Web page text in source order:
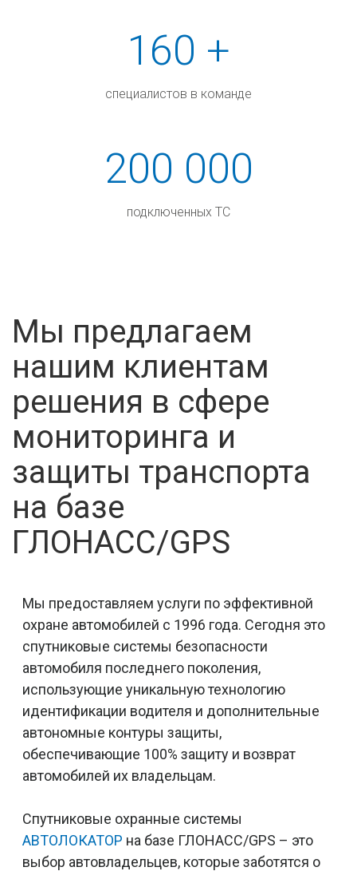
160 +
специалистов в команде
200 000
подключенных ТС
Мы предлагаем
нашим клиентам
решения в сфере
мониторинга и
защиты транспорта
на базе
ГЛОНАСС/GPS
Мы предоставляем услуги по эффективной
охране автомобилей с 1996 года. Сегодня это
спутниковые системы безопасности
автомобиля последнего поколения,
использующие уникальную технологию
идентификации водителя и дополнительные
автономные контуры защиты,
обеспечивающие 100% защиту и возврат
автомобилей их владельцам.
Спутниковые охранные системы
АВТОЛОКАТОР на базе ГЛОНАСС/GPS – это
выбор автовладельцев, которые заботятся о